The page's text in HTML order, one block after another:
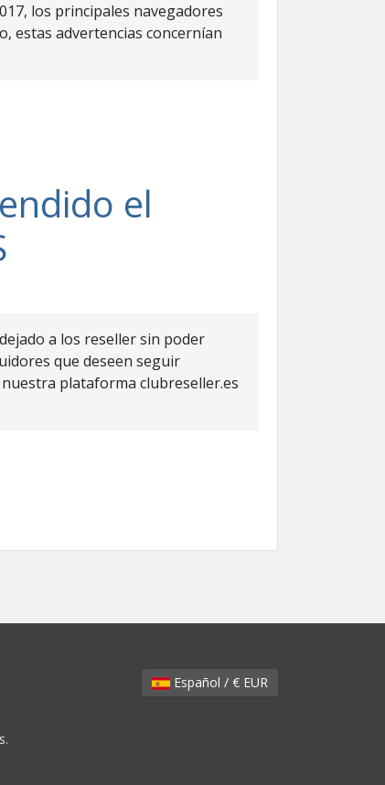
los principales navegadores
estas advertencias concernían
el
a los reseller sin poder
que deseen seguir
plataforma clubreseller.es
Español / € EUR